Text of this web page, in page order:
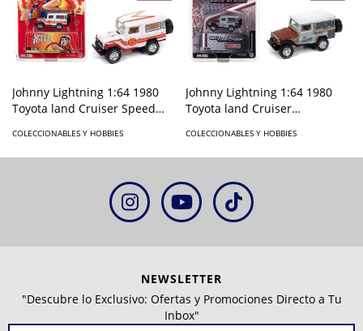
Johnny Lightning 1:64 1980
Toyota land Cruiser Speed
- Mijo Exclusives
COLECCIONABLES Y HOBBIES
Johnny Lightning 1:64 1980
Toyota land Cruiser
4,800 pcs - Mijo Exclusives
COLECCIONABLES Y HOBBIES
NEWSLETTER
"Descubre lo Exclusivo: Ofertas y Promociones Directo a Tu
Inbox"